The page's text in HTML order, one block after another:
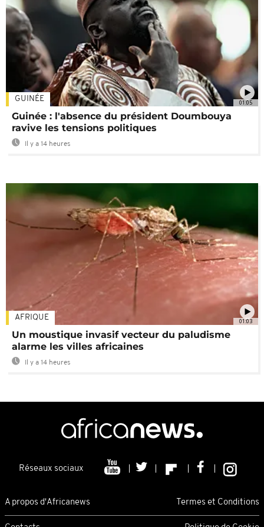
01:05
GUINÉE
Guinée : l'absence du président Doumbouya
ravive les tensions politiques
Il y a 14 heures
01:03
AFRIQUE
Un moustique invasif vecteur du paludisme
alarme les villes africaines
Il y a 14 heures
Réseaux sociaux
A propos d'Africanews Termes et Conditions